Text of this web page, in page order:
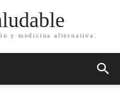
y medicina alternativa.